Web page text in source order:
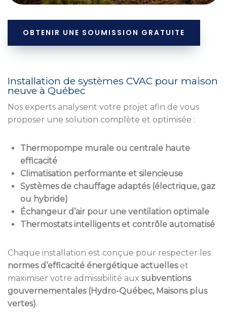
OBTENIR UNE SOUMISSION GRATUITE
Installation de systèmes CVAC pour maison
neuve à Québec
Nos experts analysent votre projet afin de vous
proposer une solution complète et optimisée :
Thermopompe murale ou centrale haute
efficacité
Climatisation performante et silencieuse
Systèmes de chauffage adaptés (électrique, gaz
ou hybride)
Échangeur d’air pour une ventilation optimale
Thermostats intelligents et contrôle automatisé
Chaque installation est conçue pour respecter les
normes d’efficacité énergétique actuelleset
maximiser votre admissibilité aux subventions
gouvernementales (Hydro-Québec, Maisons plus
vertes).